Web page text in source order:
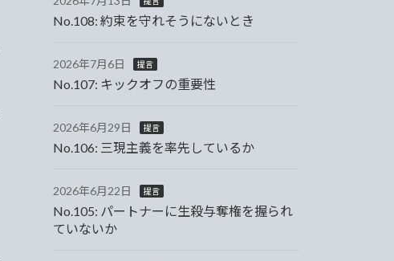
No.108: 約束を守れそうにないとき
2026年7月6日 提言
No.107: キックオフの重要性
2026年6月29日 提言
No.106: 三現主義を率先しているか
2026年6月22日 提言
No.105: パートナーに生殺与奪権を握られ
ていないか